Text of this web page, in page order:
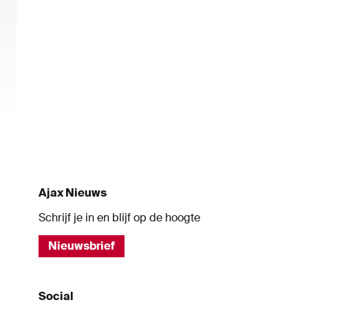
Ajax Nieuws
Schrijf je in en blijf op de hoogte
Nieuwsbrief
Social